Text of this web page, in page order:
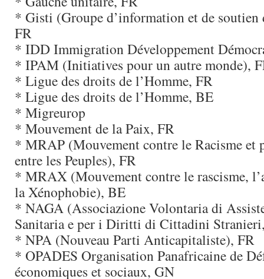
* Gisti (Groupe d’information et de soutien
FR
* IDD Immigration Développement
* IPAM (Initiatives pour un autre monde),
* Ligue des droits de l’Homme, FR
* Ligue des droits de l’Homme, BE
* Migreurop
* Mouvement de la Paix, FR
* MRAP (Mouvement contre le Racisme et
entre les Peuples), FR
* MRAX (Mouvement contre le rascisme,
la Xénophobie), BE
* NAGA (Associazione Volontaria di
Sanitaria e per i Diritti di Cittadini
* NPA (Nouveau Parti Anticapitaliste), FR
* OPADES Organisation Panafricaine de
économiques et sociaux, GN